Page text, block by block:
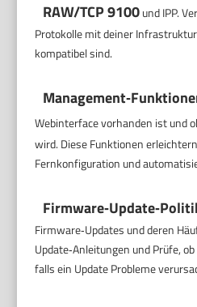
RAW/TCP 9100und IPP.
Protokolle mit deiner
kompatibel sind.
Webinterface vorhanden ist und
wird. Diese Funktionen
Fernkonfiguration und
Firmware‑Updates und deren
Update‑Anleitungen und Prüfe,
falls ein Update Probleme